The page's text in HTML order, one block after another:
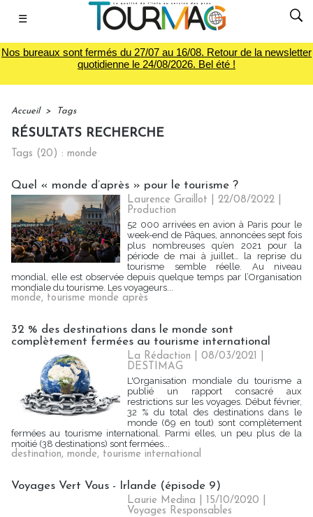
☰
Nos bureaux sont fermés du 27/07 au 16/08. Retour de la newsletter
quotidienne le 24/08/2026. Bel été !
Accueil > Tags
RÉSULTATS RECHERCHE
Tags (20) : monde
Quel « monde d’après » pour le tourisme ?
Laurence Graillot | 22/08/2022
Production
52 000 arrivées en avion à Paris pour le
week-end de Pâques, annoncées sept fois
plus nombreuses qu’en 2021 pour la
période de mai à juillet… la reprise du
tourisme semble réelle. Au niveau
mondial, elle est observée depuis quelque temps par l’Organisation
mondiale du tourisme. Les voyageurs...
monde, tourisme monde après
32 % des destinations dans le monde sont
complètement fermées au tourisme international
La Rédaction | 08/03/2021
DESTIMAG
L'Organisation mondiale du tourisme a
publié un rapport consacré aux
restrictions sur les voyages. Début février,
32 % du total des destinations dans le
monde (69 en tout) sont complètement
fermées au tourisme international. Parmi elles, un peu plus de la
moitié (38 destinations) sont fermées...
destination, monde, tourisme international
Voyages Vert Vous - Irlande (épisode 9)
Laurie Medina | 15/10/2020
Voyages Responsables